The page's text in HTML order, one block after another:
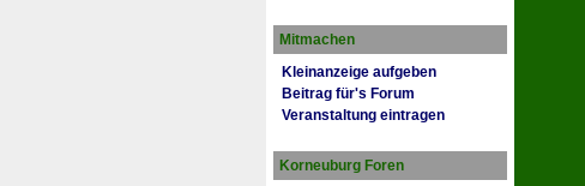
Mitmachen
Kleinanzeige aufgeben
Beitrag für's Forum
Veranstaltung eintragen
Korneuburg Foren